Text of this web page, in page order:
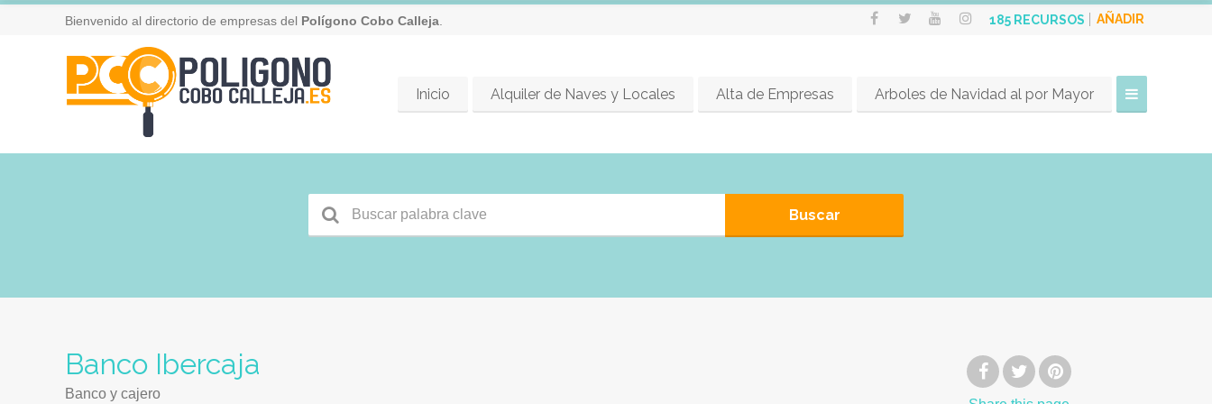
185 RECURSOS AÑADIR
Bienvenido al directorio de empresas del Polígono Cobo Calleja
Inicio Alquiler de Naves y Locales Alta de Empresas Arboles de Navidad al por Mayor
Buscar
Banco Ibercaja
Banco y cajero